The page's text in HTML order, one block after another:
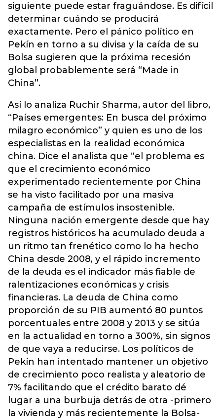
siguiente puede estar fraguándose. Es difícil
determinar cuándo se producirá
exactamente. Pero el pánico político en
Pekín en torno a su divisa y la caída de su
Bolsa sugieren que la próxima recesión
global probablemente será “Made in
China”.
Así lo analiza Ruchir Sharma, autor del libro,
“Países emergentes: En busca del próximo
milagro económico” y quien es uno de los
especialistas en la realidad económica
china. Dice el analista que “el problema es
que el crecimiento económico
experimentado recientemente por China
se ha visto facilitado por una masiva
campaña de estímulos insostenible.
Ninguna nación emergente desde que hay
registros históricos ha acumulado deuda a
un ritmo tan frenético como lo ha hecho
China desde 2008, y el rápido incremento
de la deuda es el indicador más fiable de
ralentizaciones económicas y crisis
financieras. La deuda de China como
proporción de su PIB aumentó 80 puntos
porcentuales entre 2008 y 2013 y se sitúa
en la actualidad en torno a 300%, sin signos
de que vaya a reducirse. Los políticos de
Pekín han intentado mantener un objetivo
de crecimiento poco realista y aleatorio de
7% facilitando que el crédito barato dé
lugar a una burbuja detrás de otra -primero
la vivienda y más recientemente la Bolsa-